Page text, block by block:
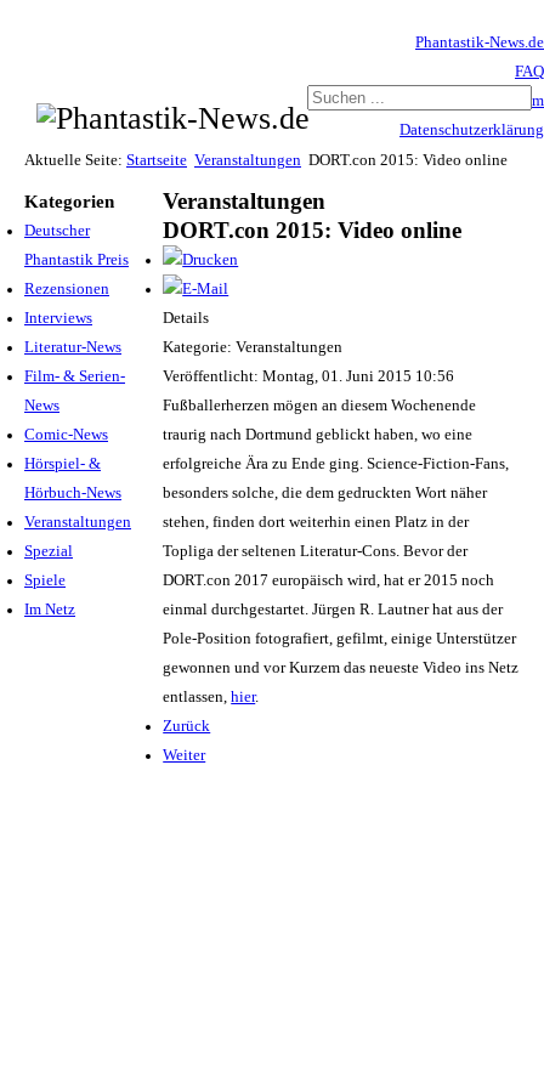
Phantastik-News.de
FAQ
Impressum
Datenschutzerklärung
Haftungsausschluss
Aktuelle Seite: Startseite Veranstaltungen DORT.con 2015: Video online
Kategorien
Deutscher
Phantastik Preis
Rezensionen
Interviews
Literatur-News
Film- & Serien-
News
Comic-News
Hörspiel- &
Hörbuch-News
Veranstaltungen
Spezial
Spiele
Im Netz
Veranstaltungen
DORT.con 2015: Video online
Details
Kategorie: Veranstaltungen
Veröffentlicht: Montag, 01. Juni 2015 10:56
Fußballerherzen mögen an diesem Wochenende
traurig nach Dortmund geblickt haben, wo eine
erfolgreiche Ära zu Ende ging. Science-Fiction-Fans,
besonders solche, die dem gedruckten Wort näher
stehen, finden dort weiterhin einen Platz in der
Topliga der seltenen Literatur-Cons. Bevor der
DORT.con 2017 europäisch wird, hat er 2015 noch
einmal durchgestartet. Jürgen R. Lautner hat aus der
Pole-Position fotografiert, gefilmt, einige Unterstützer
gewonnen und vor Kurzem das neueste Video ins Netz
entlassen,hier.
Zurück
Weiter